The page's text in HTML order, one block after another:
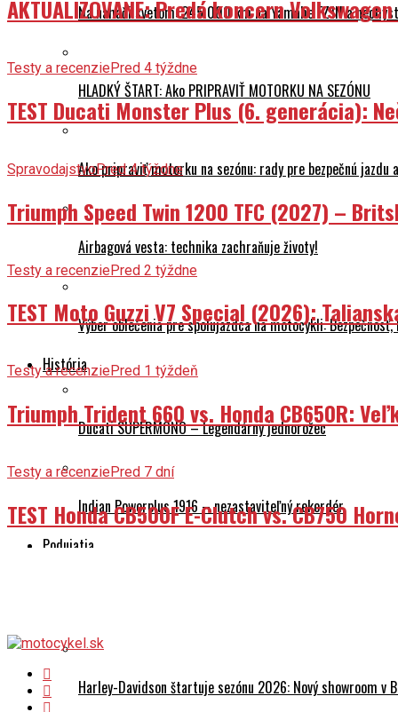
Na naháči svetom: 245 000 km na Yamahe FZ1N a
HLADKÝ ŠTART: Ako PRIPRAVIŤ MOTORKU NA SEZÓNU
Ako pripraviť motorku na sezónu: rady pre bezpečnú jazdu
Airbagová vesta: technika zachraňuje životy!
Výber oblečenia pre spolujazdca na motocykli:
História
Ducati SUPERMONO – Legendárny jednorožec
Indian Powerplus 1916 – nezastaviteľný rekordér
Podujatia
REPORTÁŽ: Mototest Camp 2026 – Trenčianske letisko
Harley-Davidson štartuje sezónu 2026: Nový showroom v
AKTUALIZOVANÉ: Predá koncern
Testy a recenziePred 4 týždne
TEST Ducati Monster Plus (6. generácia):
SpravodajstvoPred 4 týždne
Triumph Speed Twin 1200 TFC (2027) –
Testy a recenziePred 2 týždne
TEST Moto Guzzi V7 Special (2026):
Testy a recenziePred 1 týždeň
Triumph Trident 660 vs. Honda CB650R:
Testy a recenziePred 7 dní
TEST Honda CB500F E-Clutch vs. CB750